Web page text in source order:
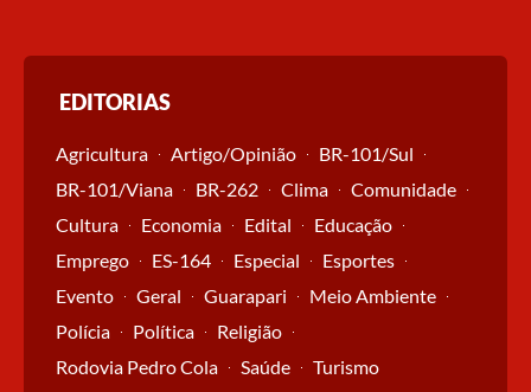
EDITORIAS
Agricultura Artigo/Opinião
BR-101/Sul
BR-101/Viana
BR-262 Clima
Comunidade
Cultura
Economia Edital
Educação
Emprego
ES-164 Especial
Esportes
Evento
Geral Guarapari
Meio Ambiente
Polícia
Política
Religião
Rodovia Pedro Cola
Saúde Turismo